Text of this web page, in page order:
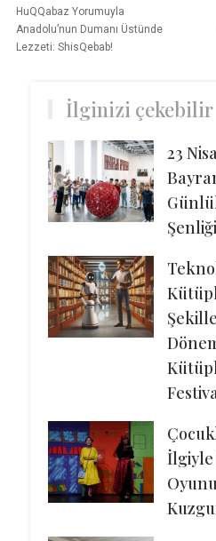
HuQQabaz Yorumuyla
Anadolu’nun Dumanı Üstünde
Lezzeti: ShisQebab!
İlginizi çekebilir
23
Şenliği
İlgiyle